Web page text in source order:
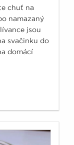
chuť na
namazaný
jsou
svačinku do
domácí